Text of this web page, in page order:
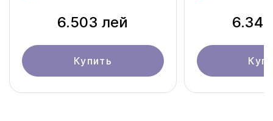
6.503 лей
Купить